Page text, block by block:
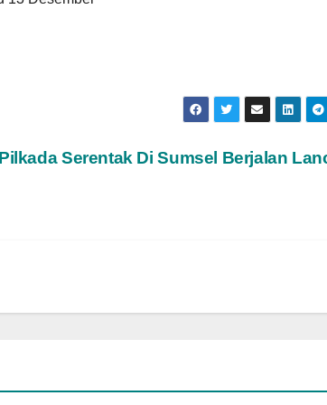
Pilkada Serentak Di Sumsel Berjalan